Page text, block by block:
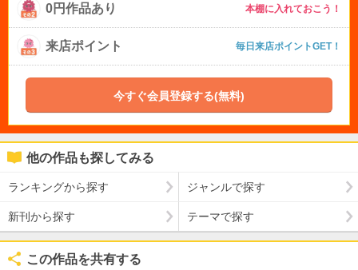
0円作品あり 本棚に入れておこう！
来店ポイント 毎日来店ポイントGET！
今すぐ会員登録する(無料)
他の作品も探してみる
ランキングから探す ジャンルで探す
新刊から探す テーマで探す
この作品を共有する